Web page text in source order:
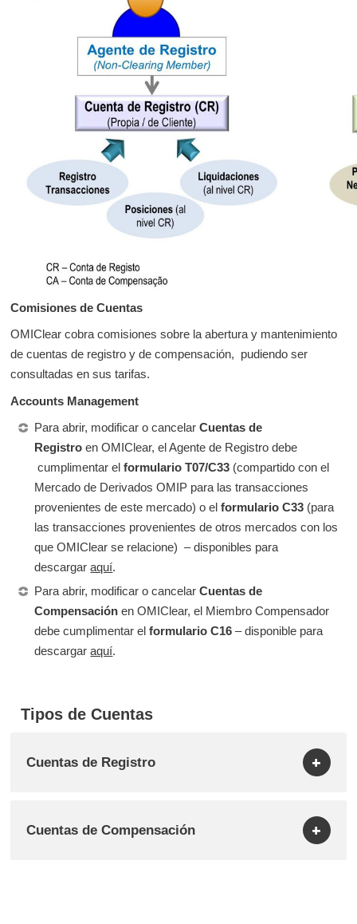
Comisiones de Cuentas
OMIClear cobra comisiones sobre la abertura y mantenimiento
de cuentas de registro y de compensación, pudiendo ser
consultadas en sus tarifas.
Accounts Management
Para abrir, modificar o cancelarCuentas de
Registro en OMIClear, el Agente de Registro debe
cumplimentar elformulario T07/C33 (compartido con el
Mercado de Derivados OMIP para las transacciones
provenientes de este mercado) o el formulario C33 (para
las transacciones provenientes de otros mercados con los
que OMIClear se relacione) – disponibles para
descargaraquí.
Para abrir, modificar o cancelarCuentas de
Compensación en OMIClear, el Miembro Compensador
debe cumplimentar elformulario C16 – disponible para
descargaraquí.
Tipos de Cuentas
Cuentas de Registro
Cuentas de Compensación